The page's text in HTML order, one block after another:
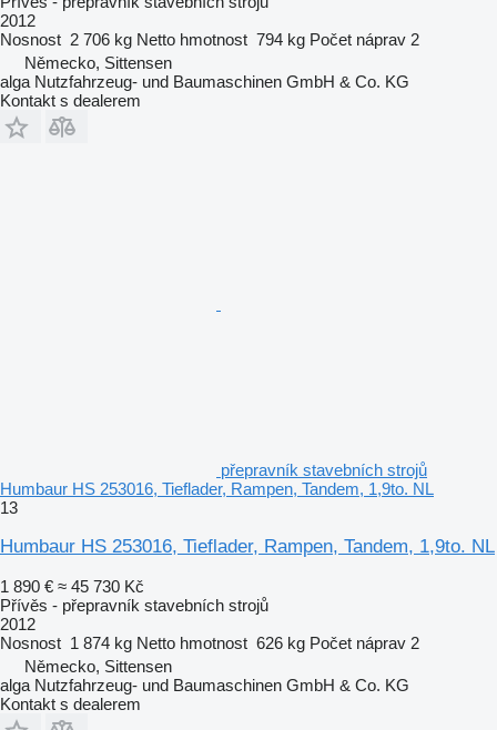
2012
Nosnost 2 706 kg Netto hmotnost 794 kg Počet náprav 2
Německo, Sittensen
alga Nutzfahrzeug- und Baumaschinen GmbH & Co. KG
Kontakt s dealerem
přepravník stavebních strojů
Humbaur HS 253016, Tieflader, Rampen, Tandem, 1,9to. NL
13
Humbaur HS 253016, Tieflader, Rampen, Tandem, 1,9to. NL
1 890 € ≈ 45 730 Kč
Přívěs - přepravník stavebních strojů
2012
Nosnost 1 874 kg Netto hmotnost 626 kg Počet náprav 2
Německo, Sittensen
alga Nutzfahrzeug- und Baumaschinen GmbH & Co. KG
Kontakt s dealerem